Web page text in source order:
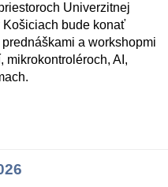
Univerzitnej
Košiciach bude konať
a workshopmi
mikrokontroléroch, AI,